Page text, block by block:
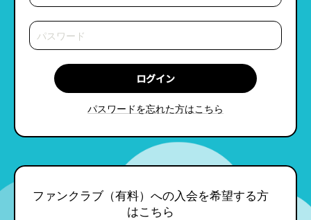
パスワードを忘れた方はこちら
ファンクラブ（有料）への入会を希望する方
はこちら